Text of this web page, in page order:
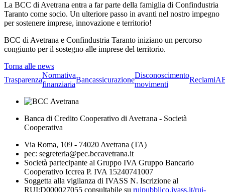
La BCC di Avetrana entra a far parte della famiglia di Confindustria
Taranto come socio. Un ulteriore passo in avanti nel nostro impegno
per sostenere imprese, innovazione e territorio!
BCC di Avetrana e Confindustria Taranto iniziano un percorso
congiunto per il sostegno alle imprese del territorio.
Torna alle news
Trasparenza
Normativa
finanziaria
Bancassicurazione
Disconoscimento
movimenti
Reclami
Banca di Credito Cooperativo di Avetrana - Società
Cooperativa
Via Roma, 109 - 74020 Avetrana (TA)
pec: segreteria@pec.bccavetrana.it
Società partecipante al Gruppo IVA Gruppo Bancario
Cooperativo Iccrea P. IVA 15240741007
Soggetta alla vigilanza di IVASS N. Iscrizione al
RUI:D000027055 consultabile su ruipubblico.ivass.it/rui-